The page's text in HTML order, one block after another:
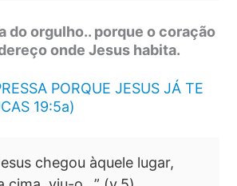
do orgulho.. porque o coração
onde Jesus habita.
PORQUE JESUS JÁ TE
19:5a)
chegou àquele lugar,